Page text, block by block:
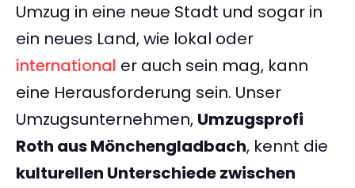
Umzug in eine neue Stadt und sogar in
ein neues Land, wie lokal oder
international er auch sein mag, kann
eine Herausforderung sein. Unser
Umzugsunternehmen, Umzugsprofi
Roth aus Mönchengladbach, kennt die
kulturellen Unterschiede zwischen